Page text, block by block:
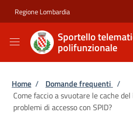
Regione Lombardia
Sportello
polifunzionale
Briciole di pane
Home / Domande frequenti /
Come faccio a svuotare le cache
problemi di accesso con SPID?